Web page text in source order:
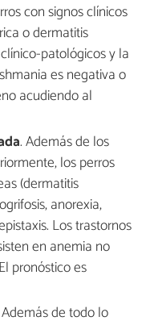
con signos clínicos
o dermatitis
patológicos y la
es negativa o
acudiendo al
. Además de los
los perros
(dermatitis
anorexia,
Los trastornos
en anemia no
pronóstico es
de todo lo